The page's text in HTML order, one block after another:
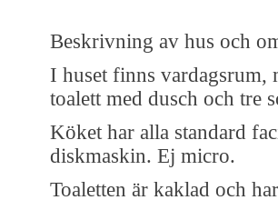
Beskrivning av hus och
I huset finns vardagsrum,
toalett med dusch och tre
Köket har alla standard
diskmaskin. Ej micro.
Toaletten är kaklad och